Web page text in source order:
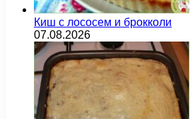
Киш с лососем и брокколи
07.08.2026